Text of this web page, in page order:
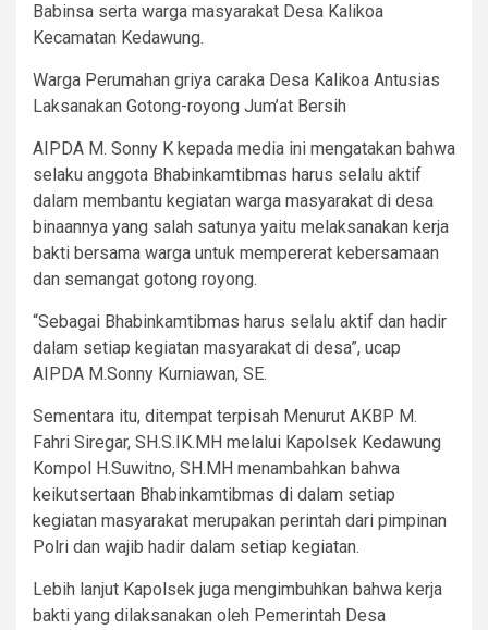
Babinsa serta warga masyarakat Desa Kalikoa
Kecamatan Kedawung.
Warga Perumahan griya caraka Desa Kalikoa Antusias
Laksanakan Gotong-royong Jum’at Bersih
AIPDA M. Sonny K kepada media ini mengatakan bahwa
selaku anggota Bhabinkamtibmas harus selalu aktif
dalam membantu kegiatan warga masyarakat di desa
binaannya yang salah satunya yaitu melaksanakan kerja
bakti bersama warga untuk mempererat kebersamaan
dan semangat gotong royong.
“Sebagai Bhabinkamtibmas harus selalu aktif dan hadir
dalam setiap kegiatan masyarakat di desa”, ucap
AIPDA M.Sonny Kurniawan, SE.
Sementara itu, ditempat terpisah Menurut AKBP M.
Fahri Siregar, SH.S.IK.MH melalui Kapolsek Kedawung
Kompol H.Suwitno, SH.MH menambahkan bahwa
keikutsertaan Bhabinkamtibmas di dalam setiap
kegiatan masyarakat merupakan perintah dari pimpinan
Polri dan wajib hadir dalam setiap kegiatan.
Lebih lanjut Kapolsek juga mengimbuhkan bahwa kerja
bakti yang dilaksanakan oleh Pemerintah Desa